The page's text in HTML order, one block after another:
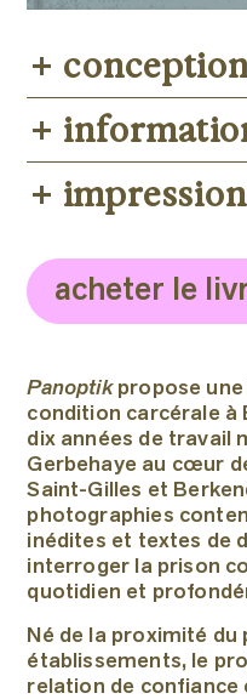
Photographies :
Texte: : Xavier
Deceulaer, Vincent
Pentagon
23 × 30 cm, 208
Couverture
190 photographies
en couleurs
Parution : Mai
ISBN 978-2-
Prix : 50 €
impression
Faenza Printing
acheter le
Panoptikpropose une
condition carcérale à
dix années de travail
Gerbehaye au cœur
Saint-Gilles et
photographies
inédites et textes de
interroger la prison
quotidien et
Né de la proximité
établissements, le
relation de confiance